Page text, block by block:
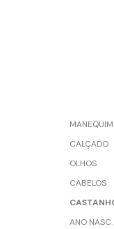
OLHOS
ANO